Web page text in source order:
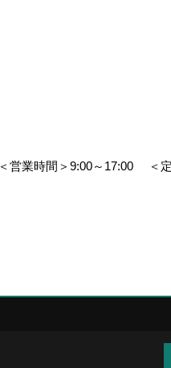
＜営業時間＞9:00～17:00
＜